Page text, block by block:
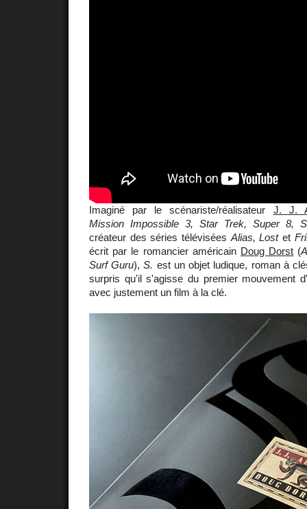
Imaginé par le scénariste/réalisateur J. J.
Mission Impossible 3, Star Trek, Super 8,
créateur des séries télévisées Alias, Lostet
écrit par le romancier américain Doug Dorst (
Surf Guru),S. est un objet ludique, roman à
surpris qu'il s'agisse du premier mouvement
avec justement un film à la clé.